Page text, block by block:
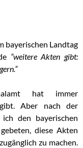
bayerischen Landtag
“weitere Akten gibt:
hat immer
Aber nach der
den bayerischen
diese Akten
zu machen.